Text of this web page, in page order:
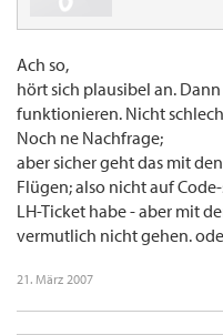
Ach so,
hört sich plausibel an.
funktionieren. Nicht
Noch ne Nachfrage;
aber sicher geht das mit
Flügen; also nicht auf
LH-Ticket habe - aber mit
vermutlich nicht gehen.
21. März 2007